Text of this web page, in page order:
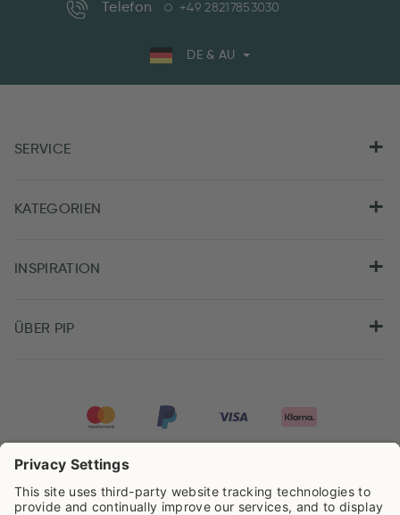
Telefon +49 28217853030
DE & AU
SERVICE
KATEGORIEN
INSPIRATION
ÜBER PIP